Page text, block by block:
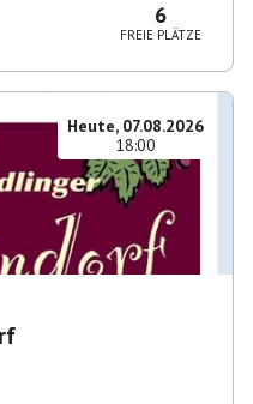
6
FREIE PLÄTZE
Heute, 07.08.2026
18:00